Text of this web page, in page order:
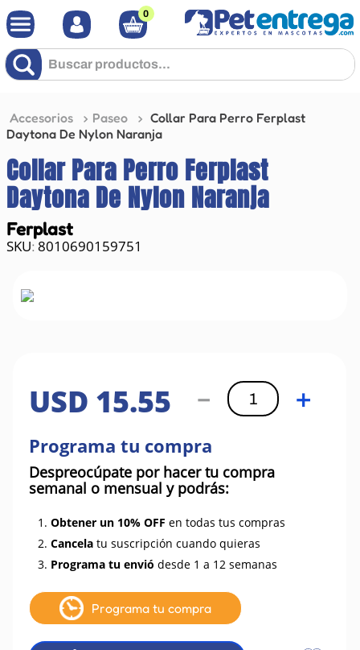
0
Buscar productos...
Accesorios Paseo
Collar Para Perro Ferplast
Daytona De Nylon Naranja
Collar Para Perro Ferplast
Daytona De Nylon Naranja
Ferplast
: 8010690159751
USD 15.55 ＋
－
Programa tu compra
Despreocúpate por hacer tu compra
semanal o mensual y podrás:
1. Obtener un 10% OFF en todas tus compras
2. Cancela tu suscripción cuando quieras
3. Programa tu envió desde 1 a 12 semanas
Programa tu compra